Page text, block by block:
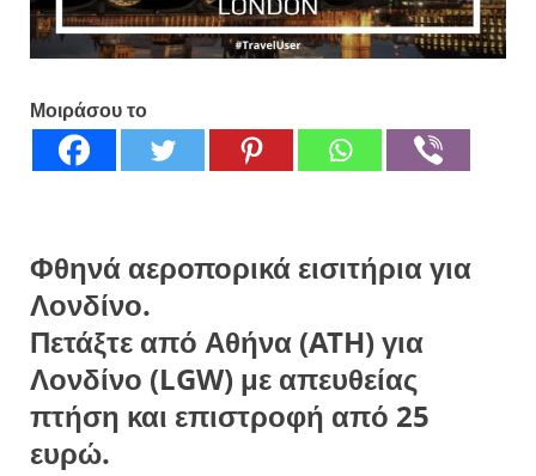
Μοιράσου το
Φθηνά αεροπορικά εισιτήρια για
Λονδίνο.
Πετάξτε από Αθήνα (ATH) για
Λονδίνο (LGW) με απευθείας
πτήση και επιστροφή από 25
ευρώ.